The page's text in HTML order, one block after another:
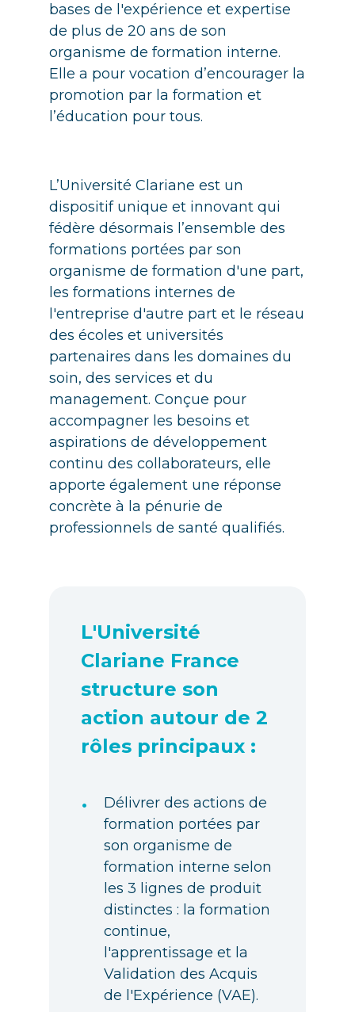
bases de l'expérience et expertise
de plus de 20 ans de son
organisme de formation interne.
Elle a pour vocation d’encourager la
promotion par la formation et
l’éducation pour tous.
L’Université Clariane est un
dispositif unique et innovant qui
fédère désormais l’ensemble des
formations portées par son
organisme de formation d'une part,
les formations internes de
l'entreprise d'autre part et le réseau
des écoles et universités
partenaires dans les domaines du
soin, des services et du
management. Conçue pour
accompagner les besoins et
aspirations de développement
continu des collaborateurs, elle
apporte également une réponse
concrète à la pénurie de
professionnels de santé qualifiés.
L'Université
Clariane France
structure son
action autour de 2
rôles principaux :
•
Délivrer des actions de
formation portées par
son organisme de
formation interne selon
les 3 lignes de produit
distinctes : la formation
continue,
l'apprentissage et la
Validation des Acquis
de l'Expérience (VAE).